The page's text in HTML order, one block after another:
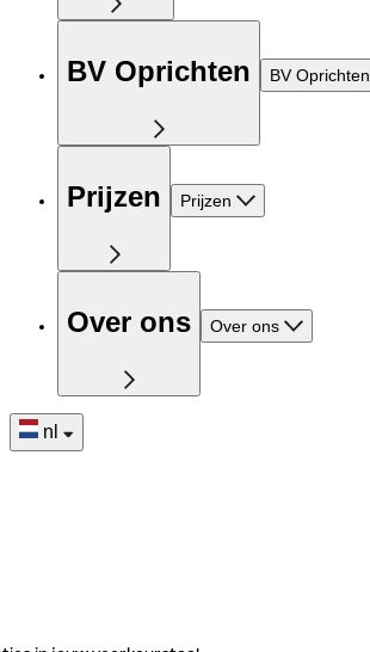
BV Oprichten BV Oprichten
Prijzen Prijzen
Over ons Over ons
nl